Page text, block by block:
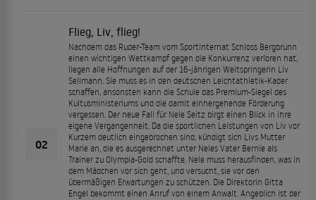
02
Flieg, Liv, flieg!
Nachdem das Ruder-Team vom Sportinternat Schloss Bergbrunn
einen wichtigen Wettkampf gegen die Konkurrenz verloren hat,
liegen alle Hoffnungen auf der 16-jährigen Weitspringerin Liv
Sellmann. Sie muss es in den deutschen Leichtathletik-Kader
schaffen, ansonsten kann die Schule das Premium-Siegel des
Kultusministeriums und die damit einhergehende Förderung
vergessen. Der neue Fall für Nele Seitz birgt einen Blick in ihre
eigene Vergangenheit. Da die sportlichen Leistungen von Liv vor
Kurzem deutlich eingebrochen sind, kündigt sich Livs Mutter
Marie an, die es ausgerechnet unter Neles Vater Bernie als
Trainer zu Olympia-Gold schaffte. Nele muss herausfinden, was in
dem Mädchen vor sich geht, und versucht, sie vor den
übermäßigen Erwartungen zu schützen. Die Direktorin Gitta
Engel bekommt einen Anruf von einem Anwalt. Angeblich ist der